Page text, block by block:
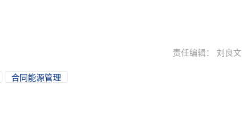
责任编辑： 刘良文
合同能源管理